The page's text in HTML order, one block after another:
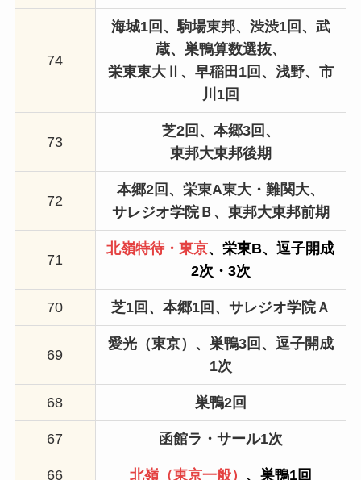
74
海城1回、駒場東邦、 渋渋1回、 武
蔵、 巣鴨算数選抜、
栄東東大Ⅱ、早稲田1回、浅野、市
川1回
73
芝2回、本郷3回、
東邦大東邦後期
72
本郷2回、栄東A東大・難関大、
サレジオ学院Ｂ、 東邦大東邦前期
71
北嶺特待・東京、栄東B、逗子開成
2次・3次
70 芝1回、本郷1回、サレジオ学院Ａ
69
愛光（東京） 、巣鴨3回、 逗子開成
1次
68 巣鴨2回
67 函館ラ・サール1次
66 北嶺（東京一般） 、巣鴨1回